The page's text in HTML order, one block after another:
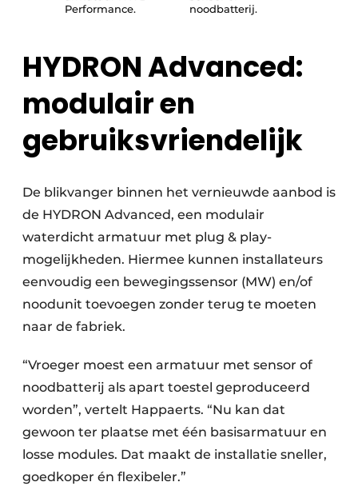
Performance.
noodbatterij.
HYDRON Advanced:
modulair en
gebruiksvriendelijk
De blikvanger binnen het vernieuwde aanbod is
de HYDRON Advanced, een modulair
waterdicht armatuur met plug & play-
mogelijkheden. Hiermee kunnen installateurs
eenvoudig een bewegingssensor (MW) en/of
noodunit toevoegen zonder terug te moeten
naar de fabriek.
“Vroeger moest een armatuur met sensor of
noodbatterij als apart toestel geproduceerd
worden”, vertelt Happaerts. “Nu kan dat
gewoon ter plaatse met één basisarmatuur en
losse modules. Dat maakt de installatie sneller,
goedkoper én flexibeler.”